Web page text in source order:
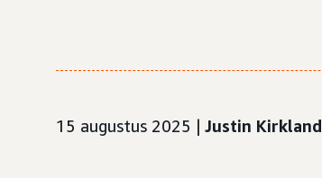
15 augustus 2025 | Justin Kirkland